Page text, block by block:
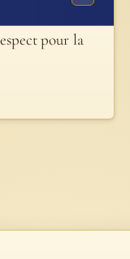
pour la